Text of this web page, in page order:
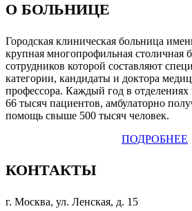
О БОЛЬНИЦЕ
Городская клиническая больница
крупная многопрофильная столичная
сотрудников которой составляют
категории, кандидаты и доктора
профессора. Каждый год в отделениях
66 тысяч пациентов, амбулаторно
помощь свыше 500 тысяч человек.
ПОДРОБНЕЕ
КОНТАКТЫ
г. Москва, ул. Ленская, д. 15